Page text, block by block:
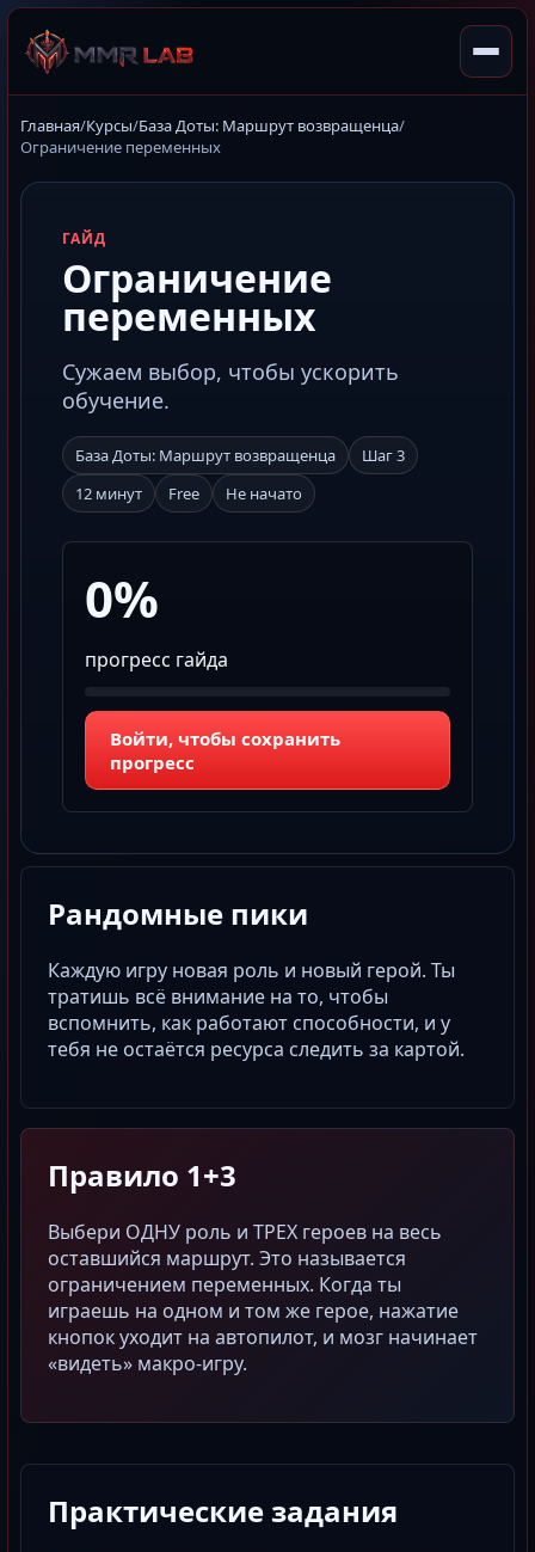
Главная/Курсы/База Доты: Маршрут возвращенца/
Ограничение переменных
ГАЙД
Ограничение
переменных
Сужаем выбор, чтобы ускорить
обучение.
База Доты: Маршрут возвращенца
Шаг 3
12 минут
Free Не начато
0%
прогресс гайда
Войти, чтобы сохранить
прогресс
Рандомные пики
Каждую игру новая роль и новый герой. Ты
тратишь всё внимание на то, чтобы
вспомнить, как работают способности, и у
тебя не остаётся ресурса следить за картой.
Правило 1+3
Выбери ОДНУ роль и ТРЕХ героев на весь
оставшийся маршрут. Это называется
ограничением переменных. Когда ты
играешь на одном и том же герое, нажатие
кнопок уходит на автопилот, и мозг начинает
«видеть» макро-игру.
Практические задания